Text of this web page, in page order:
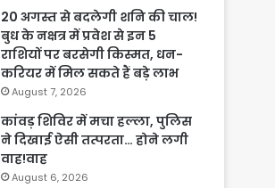
20 अगस्त से बदलेगी शनि की चाल!
बुध के नक्षत्र में प्रवेश से इन 5
राशियों पर बरसेगी किस्मत, धन-
करियर में मिल सकते हैं बड़े लाभ
August 7, 2026
कांवड़ शिविर में मचा हल्ला, पुलिस
ने दिखाई ऐसी तत्परता… होने लगी
वाह!वाह
August 6, 2026